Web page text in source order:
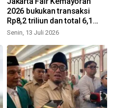
2026 bukukan transaksi
Rp8,2 triliun dan total 6,1
juta pengunjung
Senin, 13 Juli 2026